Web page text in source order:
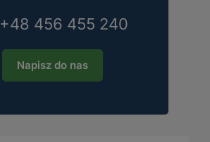
+48 456 455 240
Napisz do nas